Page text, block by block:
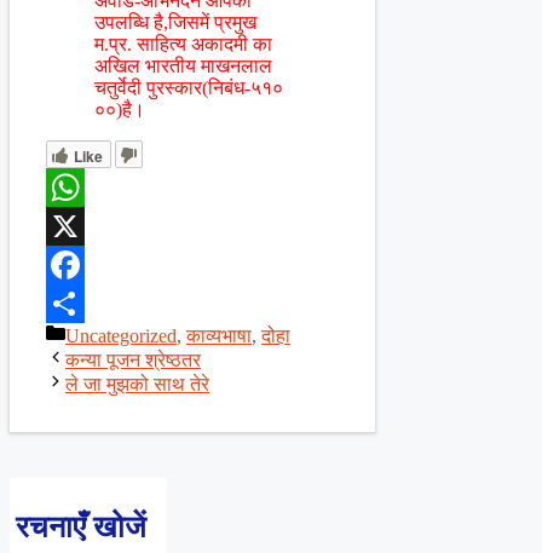
उपलब्धि है,जिसमें प्रमुख
म.प्र. साहित्य अकादमी का
अखिल भारतीय माखनलाल
चतुर्वेदी पुरस्कार(निबंध-५१०
००)है।
Like
WhatsApp
X
Facebook
Share
Categories
Uncategorized,काव्यभाषा,दोहा
कन्या पूजन श्रेष्ठतर
ले जा मुझको साथ तेरे
रचनाएँ खोजें